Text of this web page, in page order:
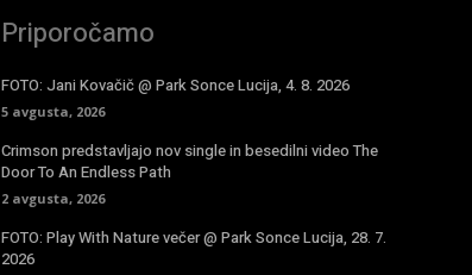
Priporočamo
FOTO: Jani Kovačič @ Park Sonce Lucija, 4. 8. 2026
5 avgusta, 2026
Crimson predstavljajo nov single in besedilni video The
Door To An Endless Path
2 avgusta, 2026
FOTO: Play With Nature večer @ Park Sonce Lucija, 28. 7.
2026